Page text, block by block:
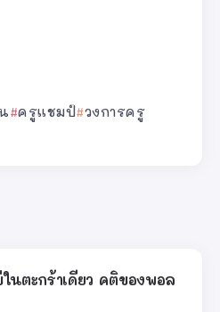
ครูแชมป์ วงการครู
ในตะกร้าเดียว คติของพอล